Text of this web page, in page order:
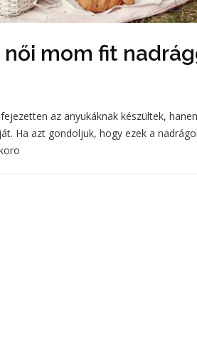
mom fit
az anyukáknak készültek,
Ha azt gondoljuk, hogy ezek a